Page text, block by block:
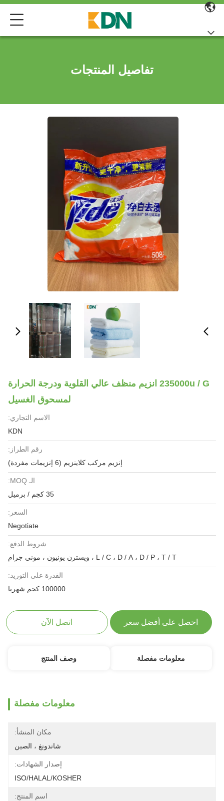
تفاصيل المنتجات
235000u / G انزيم منظف عالي القلوية ودرجة الحرارة
لمسحوق الغسيل
الاسم التجاري:
KDN
رقم الطراز:
إنزيم مركب كلاينزيم (6 إنزيمات مفردة)
الـ MOQ:
35 كجم / برميل
السعر:
Negotiate
شروط الدفع:
L / C ، D / A ، D / P ، T / T ، ويسترن يونيون ، موني جرام
القدرة على التوريد:
100000 كجم شهريا
احصل على أفضل سعر اتصل الآن
معلومات مفصلة وصف المنتج
معلومات مفصلة
مكان المنشأ:
شاندونغ ، الصين
إصدار الشهادات:
ISO/HALAL/KOSHER
اسم المنتج: